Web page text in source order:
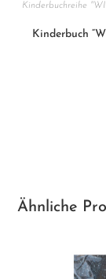
Kinderbuchreihe
Kinderbuch
Ähnliche